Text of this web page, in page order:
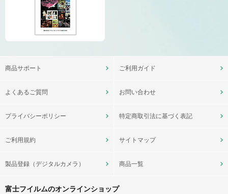
商品サポート ご利用ガイド
よくあるご質問 お問い合わせ
プライバシーポリシー 特定商取引法に基づく表記
ご利用規約 サイトマップ
製品登録（デジタルカメラ） 商品一覧
富士フイルムのオンラインショップ